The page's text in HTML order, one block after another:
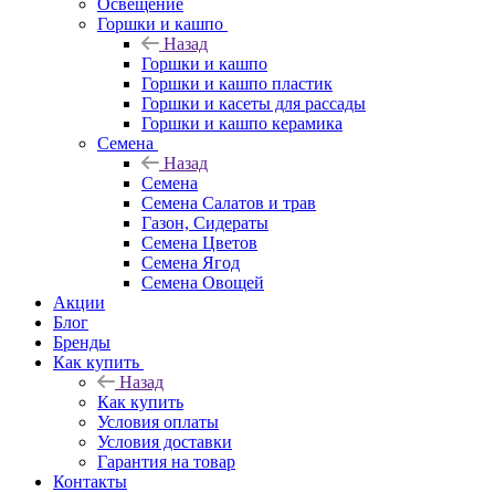
Освещение
Горшки и кашпо
Назад
Горшки и кашпо
Горшки и кашпо пластик
Горшки и касеты для рассады
Горшки и кашпо керамика
Семена
Назад
Семена
Семена Салатов и трав
Газон, Сидераты
Семена Цветов
Семена Ягод
Семена Овощей
Акции
Блог
Бренды
Как купить
Назад
Как купить
Условия оплаты
Условия доставки
Гарантия на товар
Контакты